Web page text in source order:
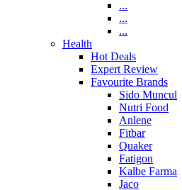
...
...
...
Health
Hot Deals
Expert Review
Favourite Brands
Sido Muncul
Nutri Food
Anlene
Fitbar
Quaker
Fatigon
Kalbe Farma
Jaco